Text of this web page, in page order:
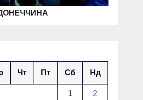
Чт Пт Сб Нд
1 2